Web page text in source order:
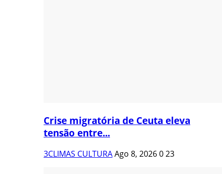
Crise migratória de Ceuta eleva
tensão entre...
3CLIMAS CULTURAAgo 8, 2026023